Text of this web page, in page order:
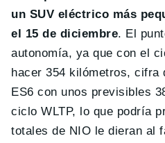
un SUV eléctrico más
el 15 de diciembre. El
autonomía, ya que con el
hacer 354 kilómetros, cifra
ES6 con unos previsibles
ciclo WLTP, lo que podría
totales de NIO le dieran al